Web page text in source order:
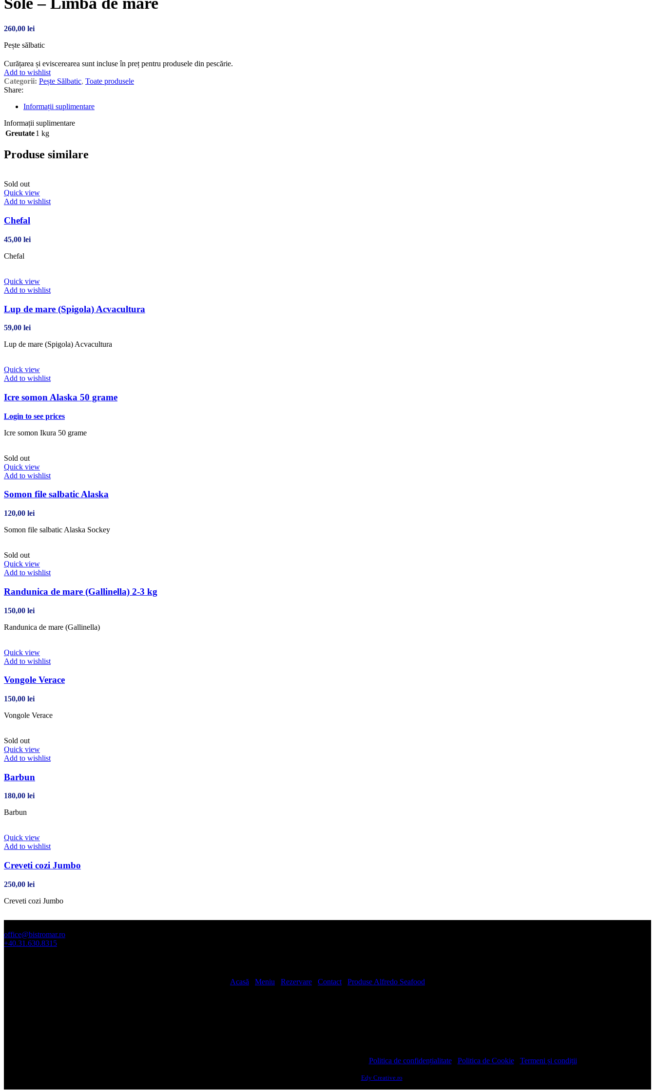
260,00 lei
Pește sălbatic
Curățarea și eviscerearea sunt incluse în preț pentru produsele din pescărie.
Add to wishlist
Categorii: Pește Sălbatic, Toate produsele
Share:
Informații suplimentare
Informații suplimentare
Greutate1 kg
Produse similare
Sold out
Quick view
Add to wishlist
Chefal
45,00 lei
Chefal
Quick view
Add to wishlist
Lup de mare (Spigola) Acvacultura
59,00 lei
Lup de mare (Spigola) Acvacultura
Quick view
Add to wishlist
Icre somon Alaska 50 grame
Login to see prices
Icre somon Ikura 50 grame
Sold out
Quick view
Add to wishlist
Somon file salbatic Alaska
120,00 lei
Somon file salbatic Alaska Sockey
Sold out
Quick view
Add to wishlist
Randunica de mare (Gallinella) 2-3 kg
150,00 lei
Randunica de mare (Gallinella)
Quick view
Add to wishlist
Vongole Verace
150,00 lei
Vongole Verace
Sold out
Quick view
Add to wishlist
Barbun
180,00 lei
Barbun
Quick view
Add to wishlist
Creveti cozi Jumbo
250,00 lei
Creveti cozi Jumbo
office@bistromar.ro
+40.31.630.8315
Acasă Meniu Rezervare Contact Produse Alfredo Seafood
Politica de confidențialitate/ Politica de Cookie/ Termeni și condiții
Edy Creative.ro